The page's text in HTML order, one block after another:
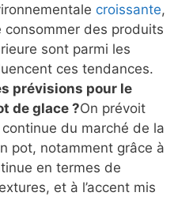
croissante,
consommer des produits
sont parmi les
ces tendances.
prévisions pour le
de glace ?On prévoit
du marché de la
pot, notamment grâce à
en termes de
et à l’accent mis